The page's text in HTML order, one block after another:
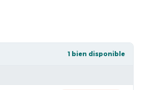
1 bien disponible